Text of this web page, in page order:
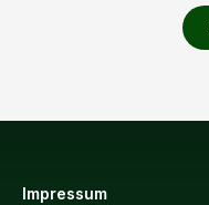
Impressum